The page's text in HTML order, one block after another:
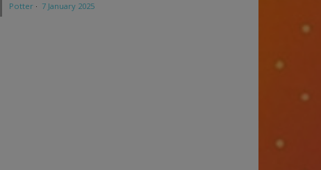
Potter · 7 January 2025